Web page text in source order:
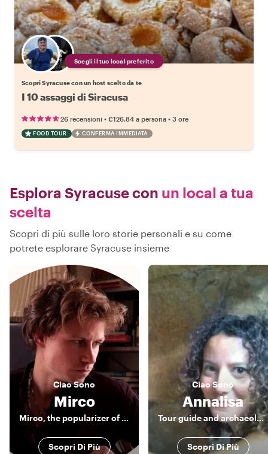
Scegli il tuo local preferito
Scopri Syracuse con un host scelto da te
I 10 assaggi di Siracusa
26 recensioni • €126.84 a persona • 3 ore
FOOD TOUR CONFERMA IMMEDIATA
Esplora Syracuse con un local a tua
scelta
Scopri di più sulle loro storie personali e su come
potrete esplorare Syracuse insieme
CiaoSono
Mirco
Mirco, the popularizer of sicilianity
Scopri Di Più
CiaoSono
Annalisa
Tour guide and archaeologist in Sicily
Scopri Di Più